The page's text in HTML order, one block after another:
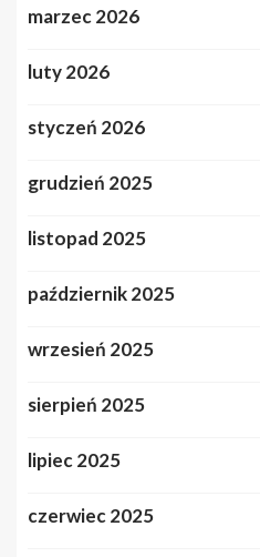
marzec 2026
luty 2026
styczeń 2026
grudzień 2025
listopad 2025
październik 2025
wrzesień 2025
sierpień 2025
lipiec 2025
czerwiec 2025